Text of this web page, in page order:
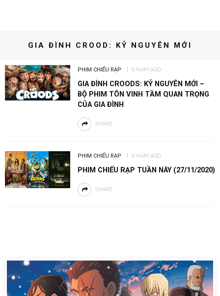
GIA ĐÌNH CROOD: KỶ NGUYÊN MỚI
PHIM CHIẾU RẠP 6 NĂM AGO
GIA ĐÌNH CROODS: KỶ NGUYÊN MỚI –
BỘ PHIM TÔN VINH TẦM QUAN TRỌNG
CỦA GIA ĐÌNH
SHARE
PHIM CHIẾU RẠP 6 NĂM AGO
PHIM CHIẾU RẠP TUẦN NÀY (27/11/2020)
SHARE